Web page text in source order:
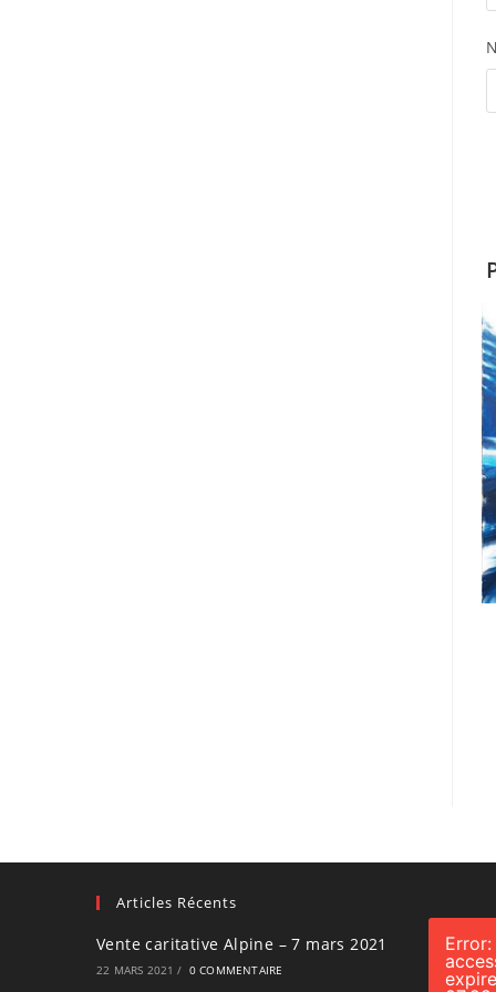
Articles Récents
Vente caritative Alpine – 7 mars 2021
22 MARS 2021 / 0 COMMENTAIRE